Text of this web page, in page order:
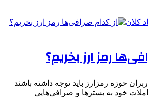
کلان
رمز ارز بخریم؟
حوزه رمزارز باید توجه داشته باشند
خود به بسترها و صرافی‌هایی